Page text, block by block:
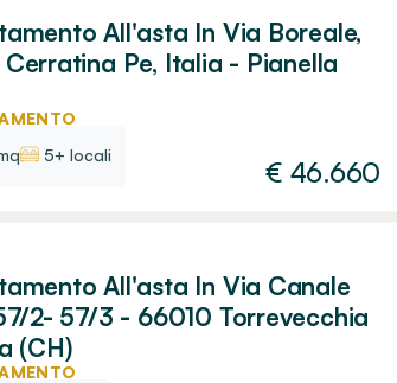
All'asta In Via Boreale,
Pe, Italia - Pianella
5+ locali
€ 46.660
All'asta In Via Canale
2- 57/3 - 66010 Torrevecchia
(CH)